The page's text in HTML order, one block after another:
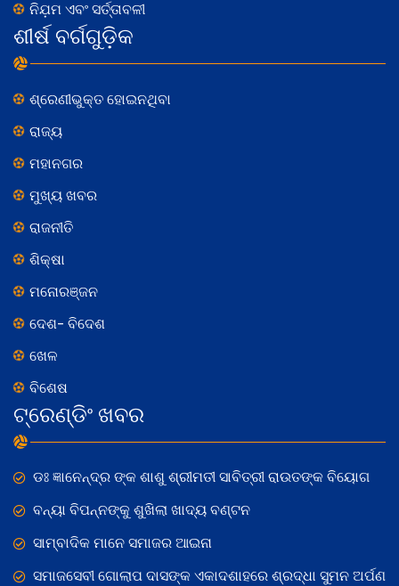
ନିଯ଼ମ ଏବଂ ସର୍ତ୍ତାବଳୀ
ଶୀର୍ଷ ବର୍ଗଗୁଡ଼ିକ
ଶ୍ରେଣୀଭୁକ୍ତ ହୋଇନଥିବା
ରାଜ୍ୟ
ମହାନଗର
ମୁଖ୍ୟ ଖବର
ରାଜନୀତି
ଶିକ୍ଷା
ମନୋରଞ୍ଜନ
ଦେଶ- ବିଦେଶ
ଖେଳ
ବିଶେଷ
ଟ୍ରେଣ୍ଡିଂ ଖବର
ଡଃ ଜ୍ଞାନେନ୍ଦ୍ର ଙ୍କ ଶାଶୁ ଶ୍ରୀମତୀ ସାବିତ୍ରୀ ରାଉତଙ୍କ ବିୟୋଗ
ବନ୍ୟା ବିପନ୍ନଙ୍କୁ ଶୁଖିଲା ଖାଦ୍ୟ ବଣ୍ଟନ
ସାମ୍ବାଦିକ ମାନେ ସମାଜର ଆଇନା
ସମାଜସେବୀ ଗୋଲାପ ଦାସଙ୍କ ଏକାଦଶାହରେ ଶ୍ରଦ୍ଧା ସୁମନ ଅର୍ପଣ